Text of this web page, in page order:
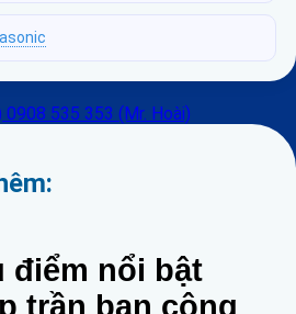
0908 535 353 (Mr. Hoài)
điểm nổi bật
trần ban công